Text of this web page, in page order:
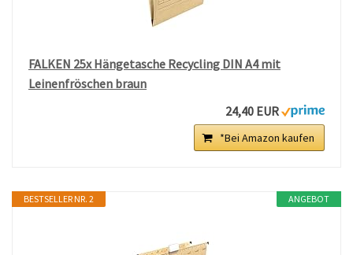
FALKEN 25x Hängetasche Recycling DIN A4 mit
Leinenfröschen braun
24,40 EUR
*Bei Amazon kaufen
ANGEBOT
BESTSELLER NR. 2